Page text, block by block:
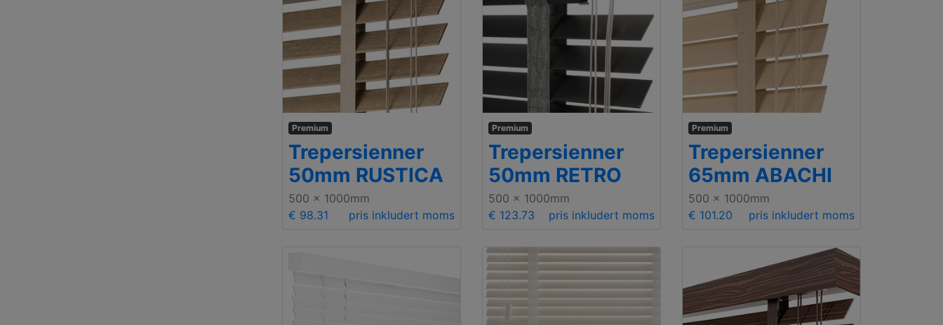
Premium
Trepersienner
50mm RUSTICA
500 x 1000mm
€ 98.31
pris inkludert moms
Premium
Trepersienner
50mm RETRO
500 x 1000mm
€ 123.73
pris inkludert moms
Premium
Trepersienner
65mm ABACHI
500 x 1000mm
€ 101.20
pris inkludert moms